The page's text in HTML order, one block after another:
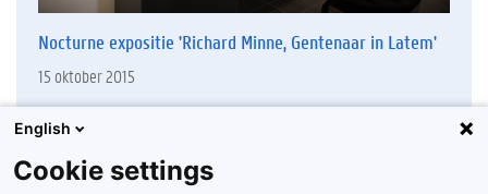
Nocturne expositie 'Richard Minne, Gentenaar in Latem'
15 oktober 2015
36
English
Cookie settings